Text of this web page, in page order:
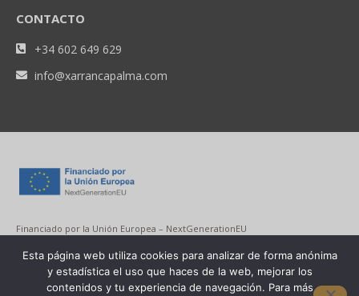
CONTACTO
+34 602 649 629
info@xarrancapalma.com
Financiado por la Unión Europea – NextGenerationEU
Esta página web utiliza cookies para analizar de forma anónima
y estadística el uso que haces de la web, mejorar los
contenidos y tu experiencia de navegación. Para más